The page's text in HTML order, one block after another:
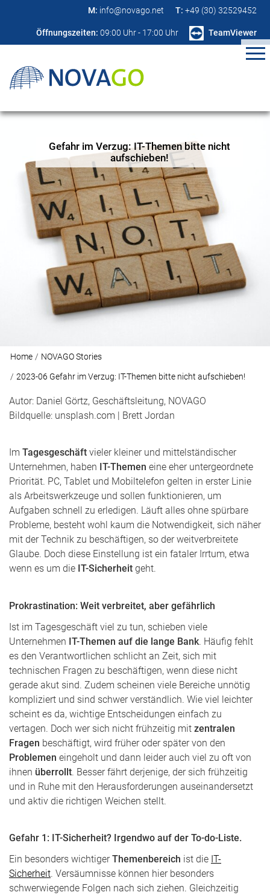
M: info@novago.net T: +49 (30) 32529452
Öffnungszeiten: 09:00 Uhr - 17:00 Uhr TeamViewer
Gefahr im Verzug: IT-Themen bitte nicht
aufschieben!
Home
NOVAGO Stories
2023-06 Gefahr im Verzug: IT-Themen bitte nicht aufschieben!
Autor: Daniel Görtz, Geschäftsleitung, NOVAGO
Bildquelle: unsplash.com | Brett Jordan
Im Tagesgeschäft vieler kleiner und mittelständischer
Unternehmen, haben IT-Themen eine eher untergeordnete
Priorität. PC, Tablet und Mobiltelefon gelten in erster Linie
als Arbeitswerkzeuge und sollen funktionieren, um
Aufgaben schnell zu erledigen. Läuft alles ohne spürbare
Probleme, besteht wohl kaum die Notwendigkeit, sich näher
mit der Technik zu beschäftigen, so der weitverbreitete
Glaube. Doch diese Einstellung ist ein fataler Irrtum, etwa
wenn es um die IT-Sicherheit geht.
Prokrastination: Weit verbreitet, aber gefährlich
Ist im Tagesgeschäft viel zu tun, schieben viele
Unternehmen IT-Themen auf die lange Bank. Häufig fehlt
es den Verantwortlichen schlicht an Zeit, sich mit
technischen Fragen zu beschäftigen, wenn diese nicht
gerade akut sind. Zudem scheinen viele Bereiche unnötig
kompliziert und sind schwer verständlich. Wie viel leichter
scheint es da, wichtige Entscheidungen einfach zu
vertagen. Doch wer sich nicht frühzeitig mit zentralen
Fragen beschäftigt, wird früher oder später von den
Problemen eingeholt und dann leider auch viel zu oft von
ihnen überrollt. Besser fährt derjenige, der sich frühzeitig
und in Ruhe mit den Herausforderungen auseinandersetzt
und aktiv die richtigen Weichen stellt.
Gefahr 1: IT-Sicherheit? Irgendwo auf der To-do-Liste.
Ein besonders wichtigerThemenbereich ist die IT-
Sicherheit. Versäumnisse können hier besonders
schwerwiegende Folgen nach sich ziehen. Gleichzeitig